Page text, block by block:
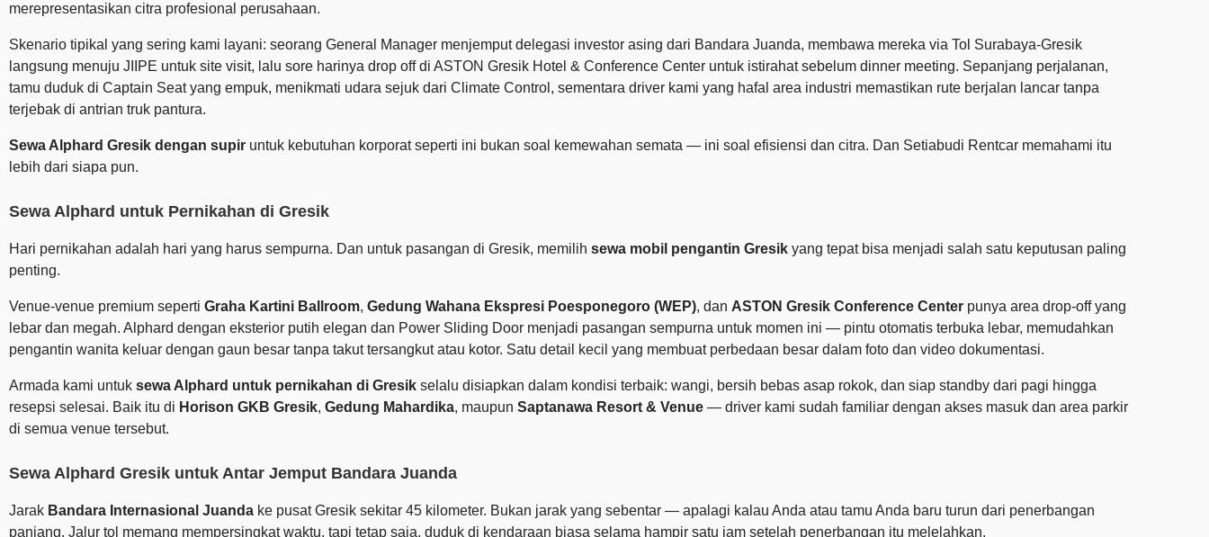
merepresentasikan citra profesional perusahaan.
Skenario tipikal yang sering kami layani: seorang General Manager menjemput delegasi investor asing dari Bandara Juanda, membawa mereka via Tol Surabaya-Gresik
langsung menuju JIIPE untuk site visit, lalu sore harinya drop off di ASTON Gresik Hotel & Conference Center untuk istirahat sebelum dinner meeting. Sepanjang perjalanan,
tamu duduk di Captain Seat yang empuk, menikmati udara sejuk dari Climate Control, sementara driver kami yang hafal area industri memastikan rute berjalan lancar tanpa
terjebak di antrian truk pantura.
Sewa Alphard Gresik dengan supir untuk kebutuhan korporat seperti ini bukan soal kemewahan semata — ini soal efisiensi dan citra. Dan Setiabudi Rentcar memahami itu
lebih dari siapa pun.
Sewa Alphard untuk Pernikahan di Gresik
Hari pernikahan adalah hari yang harus sempurna. Dan untuk pasangan di Gresik, memilih sewa mobil pengantin Gresik yang tepat bisa menjadi salah satu keputusan paling
penting.
Venue-venue premium seperti Graha Kartini Ballroom, Gedung Wahana Ekspresi Poesponegoro (WEP), dan ASTON Gresik Conference Center punya area drop-off yang
lebar dan megah. Alphard dengan eksterior putih elegan dan Power Sliding Door menjadi pasangan sempurna untuk momen ini — pintu otomatis terbuka lebar, memudahkan
pengantin wanita keluar dengan gaun besar tanpa takut tersangkut atau kotor. Satu detail kecil yang membuat perbedaan besar dalam foto dan video dokumentasi.
Armada kami untuk sewa Alphard untuk pernikahan di Gresik selalu disiapkan dalam kondisi terbaik: wangi, bersih bebas asap rokok, dan siap standby dari pagi hingga
resepsi selesai. Baik itu di Horison GKB Gresik, Gedung Mahardika, maupun Saptanawa Resort & Venue — driver kami sudah familiar dengan akses masuk dan area parkir
di semua venue tersebut.
Sewa Alphard Gresik untuk Antar Jemput Bandara Juanda
Jarak Bandara Internasional Juanda ke pusat Gresik sekitar 45 kilometer. Bukan jarak yang sebentar — apalagi kalau Anda atau tamu Anda baru turun dari penerbangan
panjang. Jalur tol memang mempersingkat waktu, tapi tetap saja, duduk di kendaraan biasa selama hampir satu jam setelah penerbangan itu melelahkan.